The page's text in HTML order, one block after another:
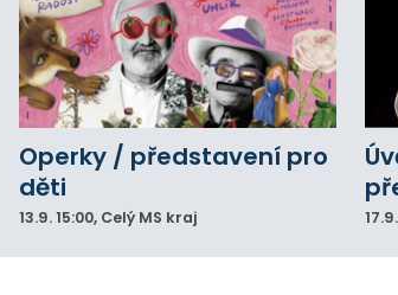
Operky / představení pro
děti
13.9. 15:00, Celý MS kraj 17.9.